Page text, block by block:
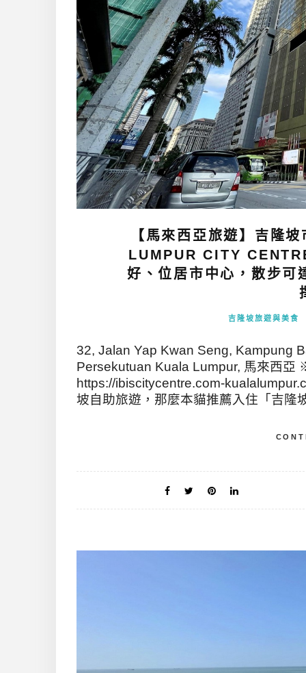
【馬來西亞旅遊】吉隆
LUMPUR CITY
好、位居市中心，散步可
吉隆坡旅遊與美食
32, Jalan Yap Kwan Seng, Kampung
Persekutuan Kuala Lumpur, 馬來西
https://ibiscitycentre.com-
坡自助旅遊，那麼本貓推薦入住「吉